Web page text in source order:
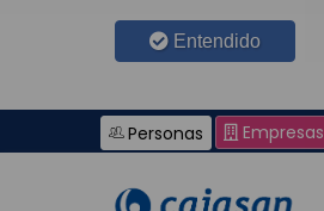
Entendido
Personas Empresas